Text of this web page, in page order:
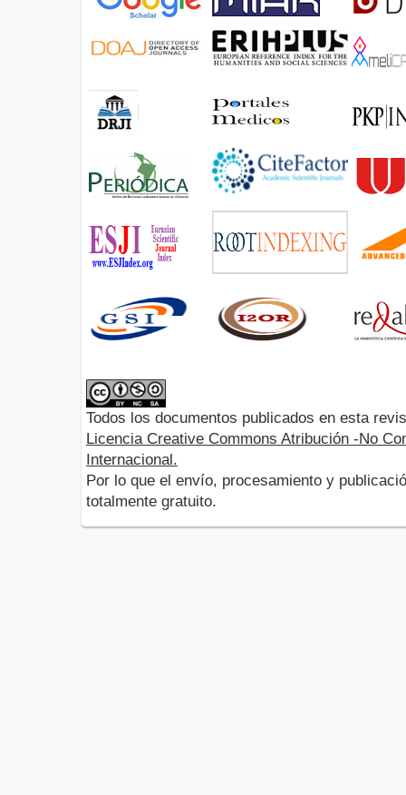
Todos los documentos publicados en esta
Licencia Creative Commons Atribución -No
Internacional.
Por lo que el envío, procesamiento y
totalmente gratuito.